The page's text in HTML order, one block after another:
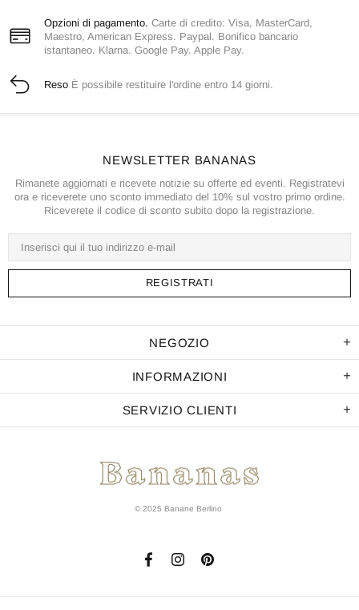
Opzioni di pagamento. Carte di credito: Visa, MasterCard,
Maestro, American Express. Paypal. Bonifico bancario
istantaneo. Klarna. Google Pay. Apple Pay.
Reso È possibile restituire l'ordine entro 14 giorni.
NEGOZIO
INFORMAZIONI
SERVIZIO CLIENTI
NEWSLETTER BANANAS
Rimanete aggiornati e ricevete notizie su offerte ed eventi. Registratevi
ora e riceverete uno sconto immediato del 10% sul vostro primo ordine.
Riceverete il codice di sconto subito dopo la registrazione.
© 2025 Banane Berlino